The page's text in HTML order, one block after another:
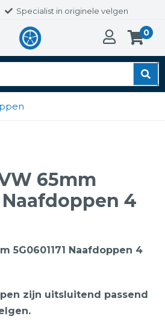
Specialist in originele velgen
0
65mm
Naafdoppen 4
5G0601171 Naafdoppen 4
zijn uitsluitend passend